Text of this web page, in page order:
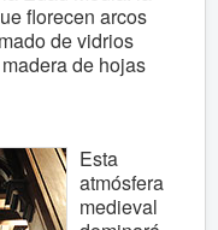
florecen arcos
de vidrios
de hojas
Esta
atmósfera
medieval